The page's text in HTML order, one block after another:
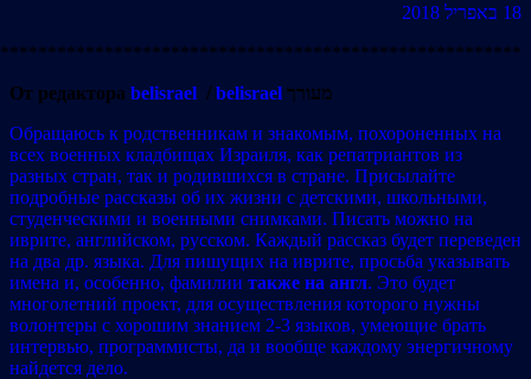
18 באפריל 2018
От редактора belisrael / belisrael
Обращаюсь к родственникам и знакомым, похороненных на
всех военных кладбищах Израиля, как репатриантов из
разных стран, так и родившихся в стране. Присылайте
подробные рассказы об их жизни с детскими, школьными,
студенческими и военными снимками. Писать можно на
иврите, английском, русском. Каждый рассказ будет переведен
на два др. языка. Для пишущих на иврите, просьба указывать
имена и, особенно, фамилии также на англ. Это будет
многолетний проект, для осуществления которого нужны
волонтеры с хорошим знанием 2-3 языков, умеющие брать
интервью, программисты, да и вообще каждому энергичному
найдется дело.